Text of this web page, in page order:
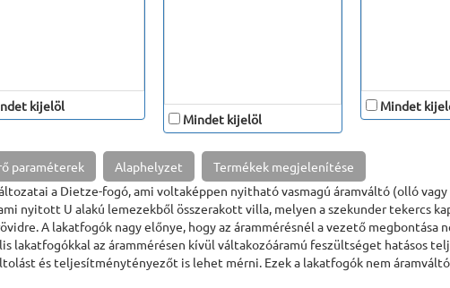
kijelöl
Mindet kijelöl
Mindet
paraméterek Alaphelyzet
Termékek megjelenítése
a Dietze-fogó, ami voltaképpen nyitható vasmagú áramváltó (olló
nyitott U alakú lemezekből összerakott villa, melyen a szekunder tekercs
A lakatfogók nagy előnye, hogy az árammérésnél a vezető
lakatfogókkal az árammérésen kívül váltakozóáramú feszültséget hatásos
és teljesítménytényezőt is lehet mérni. Ezek a lakatfogók nem